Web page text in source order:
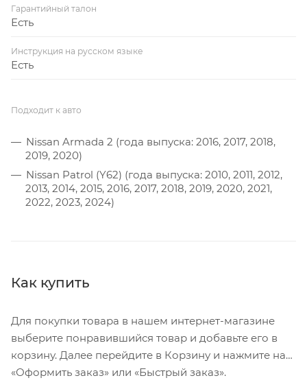
Гарантийный талон
Есть
Инструкция на русском языке
Есть
Подходит к авто
Nissan Armada 2 (года выпуска: 2016, 2017, 2018,
2019, 2020)
Nissan Patrol (Y62) (года выпуска: 2010, 2011, 2012,
2013, 2014, 2015, 2016, 2017, 2018, 2019, 2020, 2021,
2022, 2023, 2024)
Как купить
Для покупки товара в нашем интернет-магазине
выберите понравившийся товар и добавьте его в
корзину. Далее перейдите в Корзину и нажмите на
«Оформить заказ» или «Быстрый заказ».